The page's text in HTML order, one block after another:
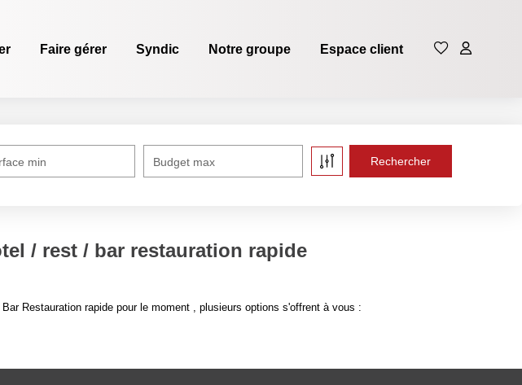
Faire gérer Syndic Notre groupe Espace client
min Budget max
/ rest / bar restauration rapide
Restauration rapide pour le moment , plusieurs options s'offrent à vous :